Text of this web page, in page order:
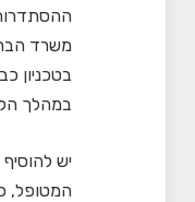
משרד
בטכניון
במהלך
יש
המטופל,